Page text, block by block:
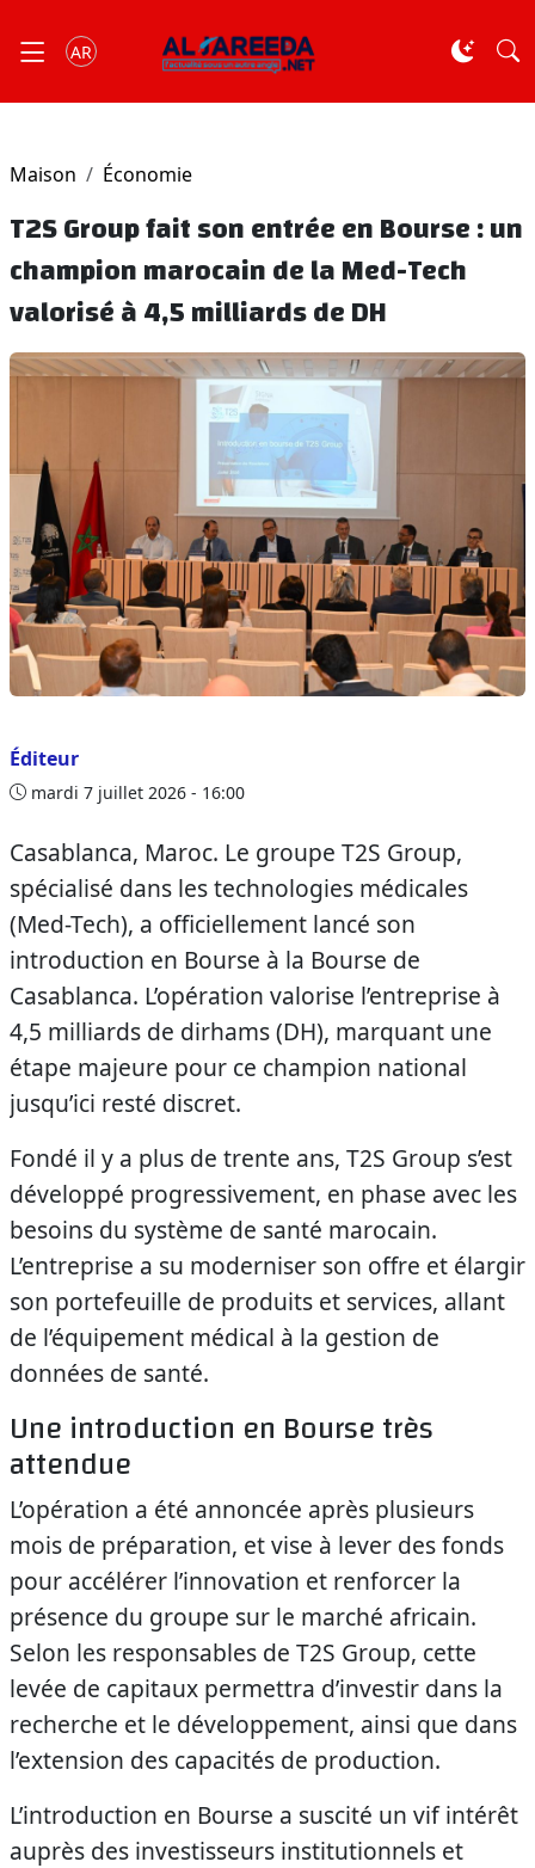
AR
Maison Économie
T2S Group fait son entrée en Bourse : un
champion marocain de la Med-Tech
valorisé à 4,5 milliards de DH
Éditeur
mardi 7 juillet 2026 - 16:00
Casablanca, Maroc. Le groupe T2S Group,
spécialisé dans les technologies médicales
(Med-Tech), a officiellement lancé son
introduction en Bourse à la Bourse de
Casablanca. L’opération valorise l’entreprise à
4,5 milliards de dirhams (DH), marquant une
étape majeure pour ce champion national
jusqu’ici resté discret.
Fondé il y a plus de trente ans, T2S Group s’est
développé progressivement, en phase avec les
besoins du système de santé marocain.
L’entreprise a su moderniser son offre et élargir
son portefeuille de produits et services, allant
de l’équipement médical à la gestion de
données de santé.
Une introduction en Bourse très
attendue
L’opération a été annoncée après plusieurs
mois de préparation, et vise à lever des fonds
pour accélérer l’innovation et renforcer la
présence du groupe sur le marché africain.
Selon les responsables de T2S Group, cette
levée de capitaux permettra d’investir dans la
recherche et le développement, ainsi que dans
l’extension des capacités de production.
L’introduction en Bourse a suscité un vif intérêt
auprès des investisseurs institutionnels et